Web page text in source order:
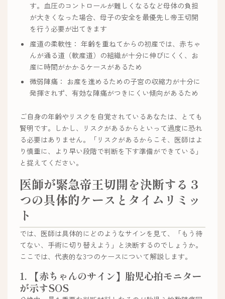
す。血圧のコントロールが難しくなるなど母体の負担
が大きくなった場合、母子の安全を最優先し帝王切開
を行う必要が出てきます
産道の柔軟性： 年齢を重ねてからの初産では、赤ちゃ
んが通る道（軟産道）の組織が十分に伸びにくく、お
産に時間がかかるケースがあるため
微弱陣痛： お産を進めるための子宮の収縮力が十分に
発揮されず、有効な陣痛がつきにくい傾向があるため
ご自身の年齢やリスクを自覚されているあなたは、とても
賢明です。しかし、リスクがあるからといって過度に恐れ
る必要はありません。「リスクがあるからこそ、医師はよ
り慎重に、より早い段階で判断を下す準備ができている」
と捉えてください。
医師が緊急帝王切開を決断する３
つの具体的ケースとタイムリミッ
ト
では、医師は具体的にどのようなサインを見て、「もう待
てない、手術に切り替えよう」と決断するのでしょうか。
ここでは、代表的な3つのケースについて解説します。
1. 【赤ちゃんのサイン】胎児心拍モニター
が示すSOS